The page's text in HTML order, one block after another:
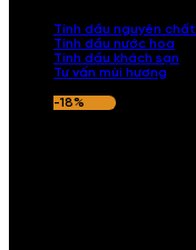
Tinh dầu nguyên chất
Tinh dầu nước hoa
Tinh dầu khách sạn
Tư vấn mùi hương
-18%